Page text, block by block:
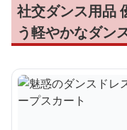
社交ダンス用品
う軽やかなダン